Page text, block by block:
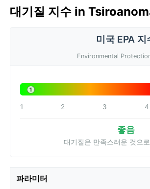
대기질 지수 in
미국 EPA 지
Environmental
1
1 2 3 4
좋음
대기질은 만족스러운 것으
파라미터